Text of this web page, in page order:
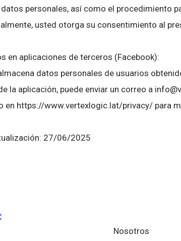
personales, así como el procedimiento
usted otorga su consentimiento al
en aplicaciones de terceros (Facebook):
datos personales de usuarios
la aplicación, puede enviar un correo a
en https://www.vertexlogic.lat/privacy/ para
27/06/2025
Nosotros